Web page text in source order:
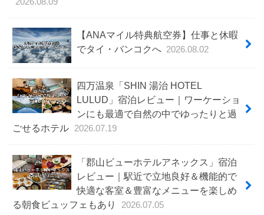
【ANAマイル特典航空券】仕事と休暇
でタイ・バンコクへ 2026.08.02
四万温泉「SHIN 湯治 HOTEL
LULUD」宿泊レビュー｜ワーケーショ
ンにも最適で自然の中でゆったりと過
ごせるホテル
2026.07.19
「郡山ビューホテルアネックス」宿泊
レビュー｜駅近で立地良好＆機能的で
快適な客室＆豊富なメニューを楽しめ
る朝食ビュッフェもあり
2026.07.05